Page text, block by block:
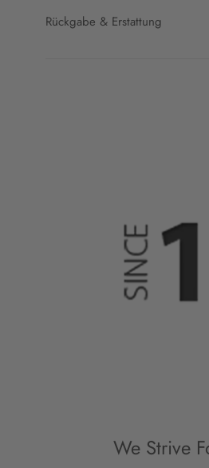
Rückgabe & Erstattung
We Strive